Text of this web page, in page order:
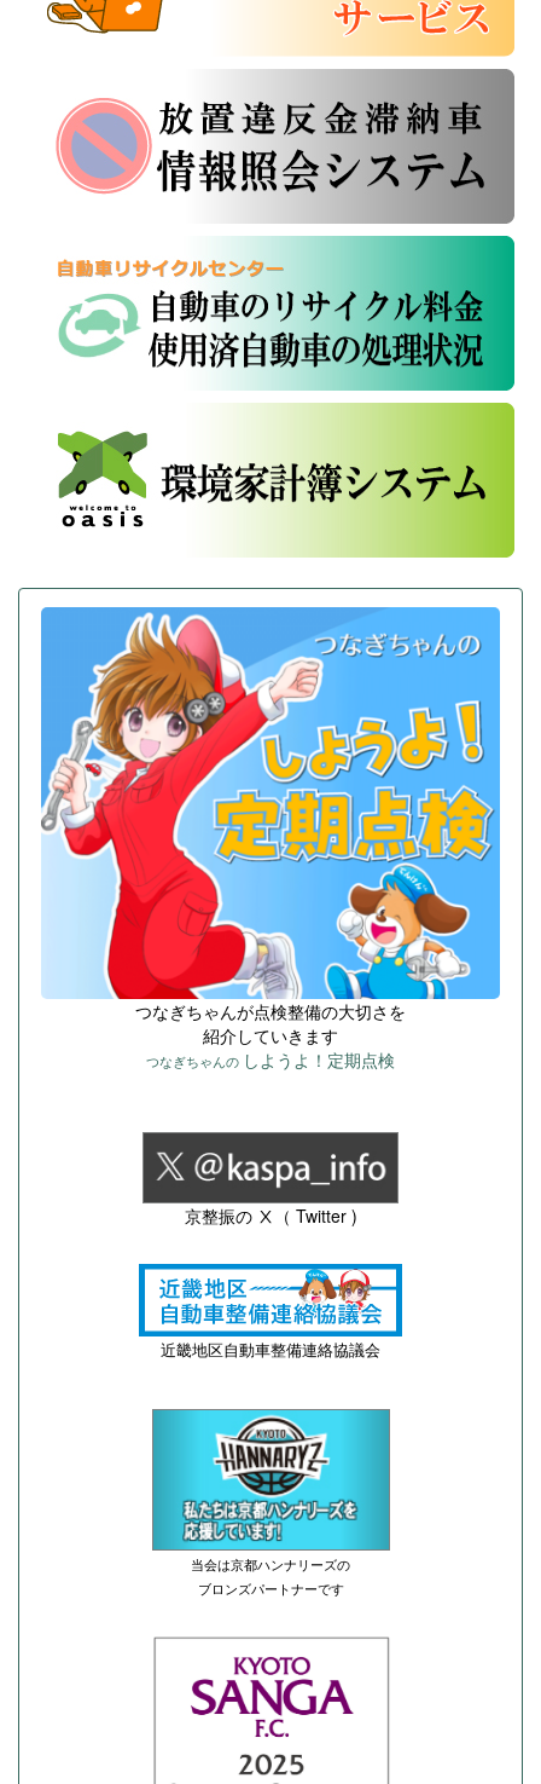
つなぎちゃんが点検整備の大切さを
紹介していきます
つなぎちゃんの しようよ！定期点検
京整振の Ⅹ（ Twitter )
近畿地区自動車整備連絡協議会
当会は京都ハンナリーズの
ブロンズパートナーです